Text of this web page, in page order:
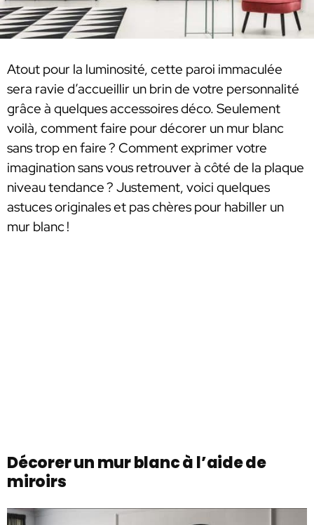
Atout pour la luminosité, cette paroi immaculée
sera ravie d’accueillir un brin de votre personnalité
grâce à quelques accessoires déco. Seulement
voilà, comment faire pour décorer un mur blanc
sans trop en faire ? Comment exprimer votre
imagination sans vous retrouver à côté de la plaque
niveau tendance ? Justement, voici quelques
astuces originales et pas chères pour habiller un
mur blanc !
Décorer un mur blanc à l’aide de
miroirs